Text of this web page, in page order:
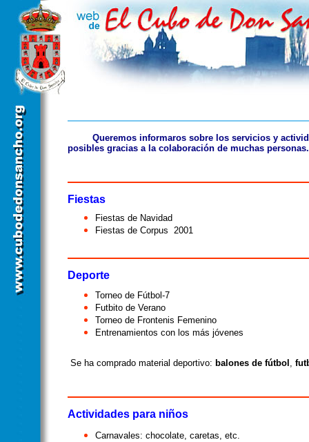
Queremos informaros sobre los servicios y
posibles gracias a la colaboración de muchas personas.
Fiestas
Fiestas de Navidad
Fiestas de Corpus 2001
Deporte
Torneo de Fútbol-7
Futbito de Verano
Torneo de Frontenis Femenino
Entrenamientos con los más jóvenes
Se ha comprado material deportivo: balones de fútbol ,
Actividades para niños
Carnavales: chocolate, caretas, etc.